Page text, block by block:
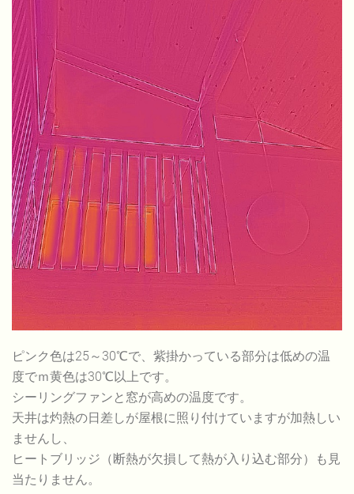
ピンク色は25～30℃で、紫掛かっている部分は低めの温
度でｍ黄色は30℃以上です。
シーリングファンと窓が高めの温度です。
天井は灼熱の日差しが屋根に照り付けていますが加熱しい
ませんし、
ヒートブリッジ（断熱が欠損して熱が入り込む部分）も見
当たりません。